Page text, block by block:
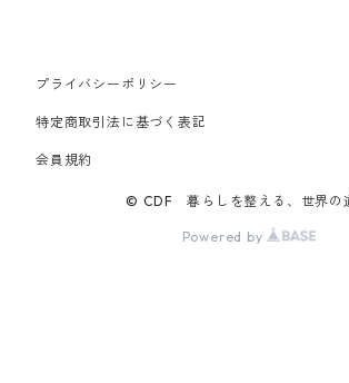
プライバシーポリシー
特定商取引法に基づく表記
会員規約
© CDF 暮らしを整える、世界の
Powered by